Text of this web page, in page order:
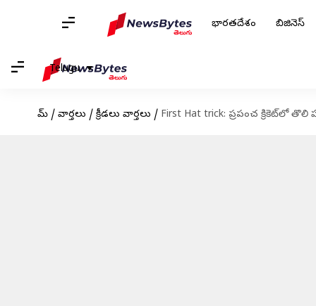
భారతదేశం బిజినెస్
Telugu
హోమ్ / వార్తలు / క్రీడలు వార్తలు / First Hat trick: ప్రపంచ క్రికెట్‌లో